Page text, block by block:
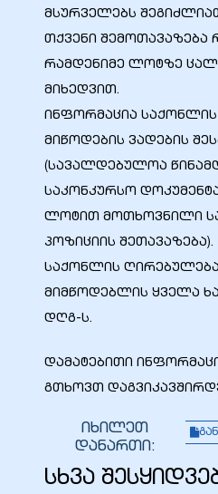
მსურველებს
თქვენი შემოთავაზება
რამდენიმე ლოტზე
მიხედვით.
ინფორმაცია საქონლის
მიწოდების ვადების
(სავალდებულოა
საკონკურსო
ლოტით მოთხოვნილი
პოზიციის შეთავაზება).
საქონლის ღირებულება
მიმწოდებლის ყველა
დღგ-ს.
დამატებითი
გთხოვთ
იხილეთ
დანართი:
სხვა